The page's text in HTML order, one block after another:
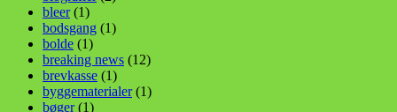
bleer(1)
bodsgang (1)
bolde (1)
breaking news (12)
brevkasse (1)
byggematerialer(1)
bøger(1)